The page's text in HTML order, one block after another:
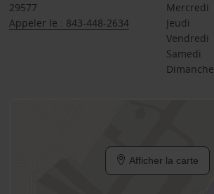
29577
Appeler le : 843-448-2634
Mercredi
Jeudi
Vendredi
Samedi
Dimanche
Afficher la carte